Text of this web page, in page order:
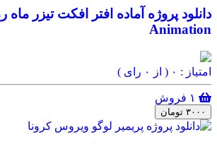
Animation
امتیاز : ۰ ( از ۰ رای )
۳۰۰۰ تومان